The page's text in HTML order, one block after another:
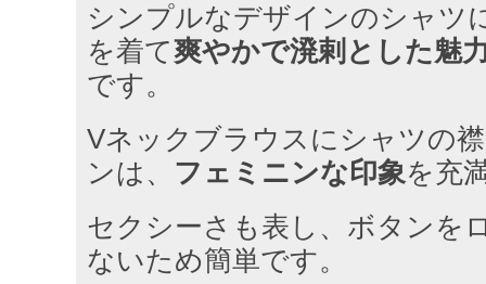
シンプルなデザインのシャツ
を着て爽やかで溌剌とした魅
です。
Vネックブラウスにシャツの
ンは、 フェミニンな印象を充
セクシーさも表し、ボタンを
ないため簡単です。